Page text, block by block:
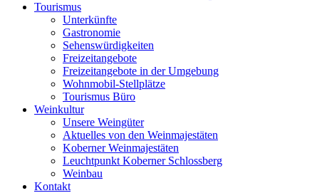
Tourismus
Unterkünfte
Gastronomie
Sehenswürdigkeiten
Freizeitangebote
Freizeitangebote in der Umgebung
Wohnmobil-Stellplätze
Tourismus Büro
Weinkultur
Unsere Weingüter
Aktuelles von den Weinmajestäten
Koberner Weinmajestäten
Leuchtpunkt Koberner Schlossberg
Weinbau
Kontakt